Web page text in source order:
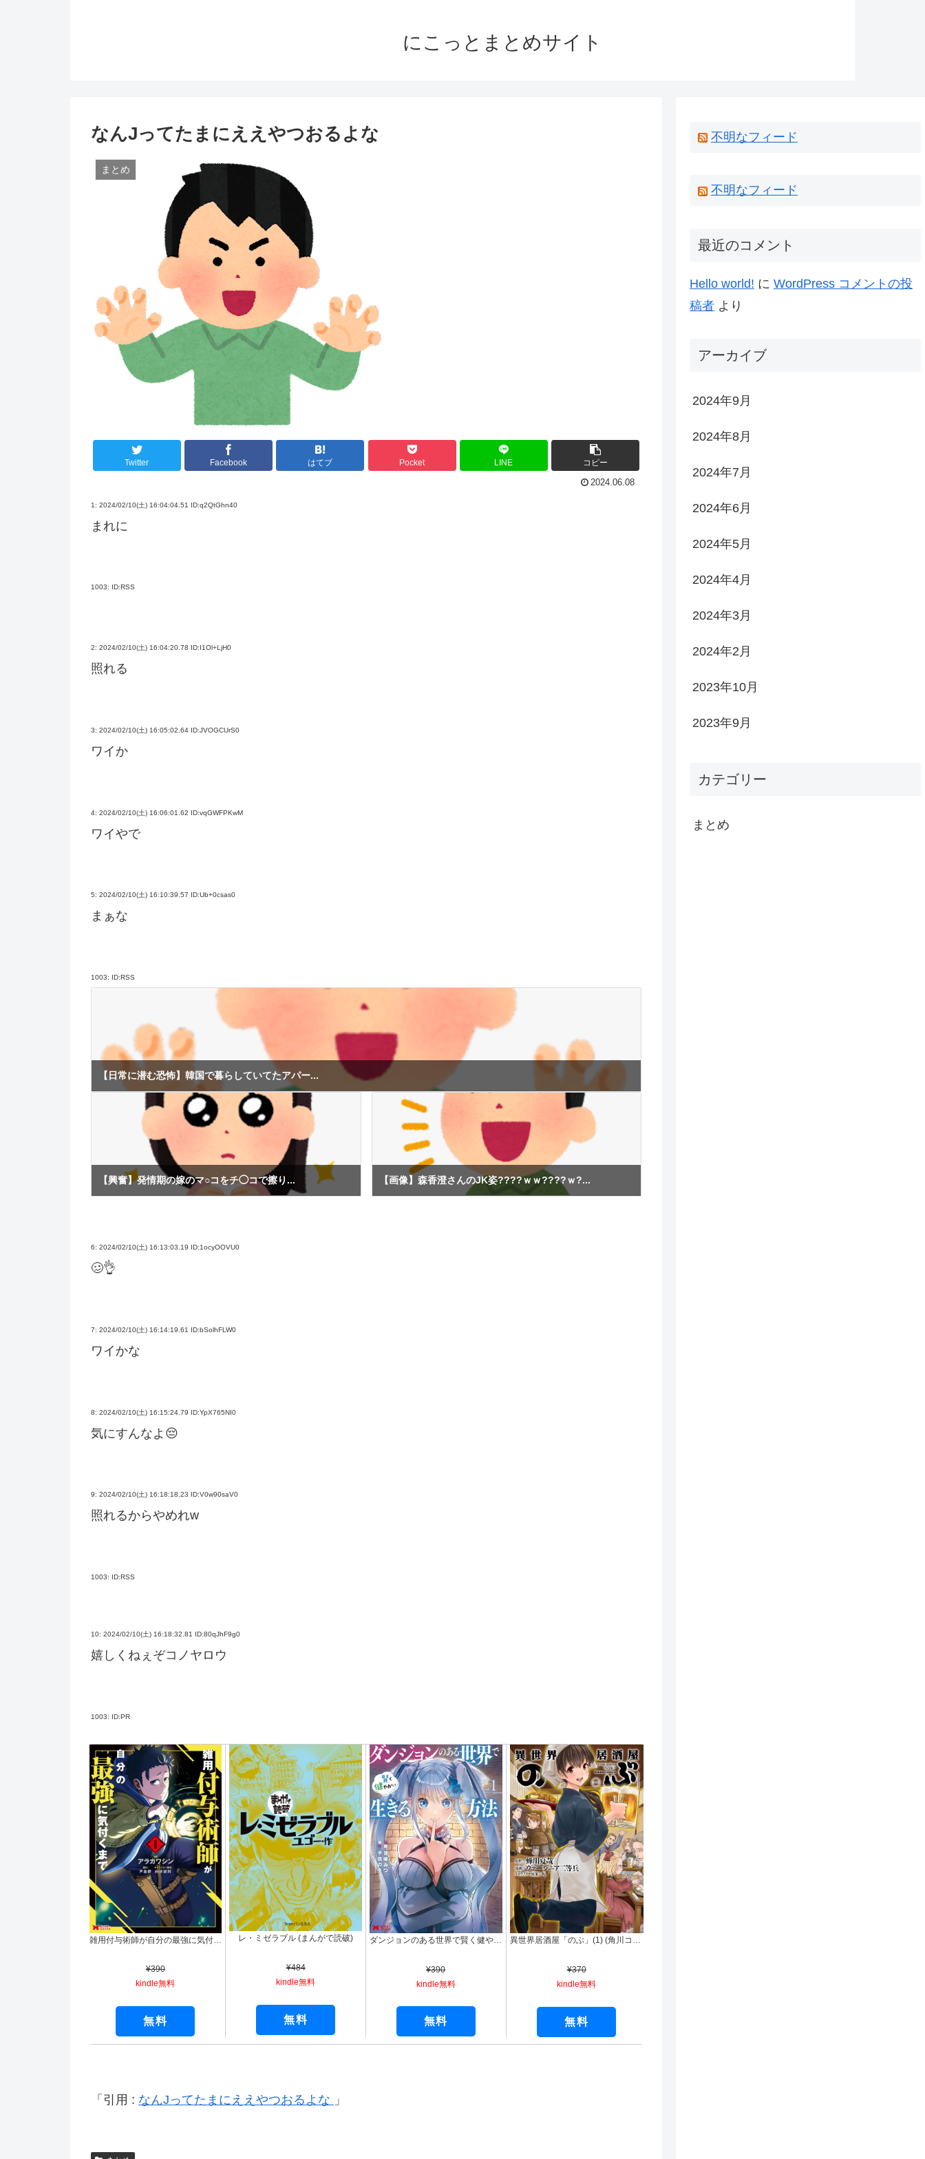
にこっとまとめサイト
なんJってたまにええやつおるよな
まとめ
Twitter Facebook はてブ Pocket LINE コピー
2024.06.08
1: 2024/02/10(土) 16:04:04.51 ID:q2QtGhn40
まれに
1003: ID:RSS
2: 2024/02/10(土) 16:04:20.78 ID:I1Ol+LjH0
照れる
3: 2024/02/10(土) 16:05:02.64 ID:JVOGCUrS0
ワイか
4: 2024/02/10(土) 16:06:01.62 ID:vqGWFPKwM
ワイやで
5: 2024/02/10(土) 16:10:39.57 ID:Ub+0csas0
まぁな
1003: ID:RSS
【日常に潜む恐怖】韓国で暮らしていてたアパー...
【興奮】発情期の嫁のマ○コをチ◯コで擦り... 【画像】森香澄さんのJK姿????ｗｗ????ｗ?...
6: 2024/02/10(土) 16:13:03.19 ID:1ocyOOVU0
🥴👌
7: 2024/02/10(土) 16:14:19.61 ID:bSolhFLW0
ワイかな
8: 2024/02/10(土) 16:15:24.79 ID:YpX765NI0
気にすんなよ😔
9: 2024/02/10(土) 16:18:18.23 ID:V0w90saV0
照れるからやめれw
1003: ID:RSS
10: 2024/02/10(土) 16:18:32.81 ID:80qJhF9g0
嬉しくねぇぞコノヤロウ
1003: ID:PR
雑用付与術師が自分の最強に気付くまで（コミック） ： 1 (モンスターコミックス)
¥390
kindle無料
無料
レ・ミゼラブル (まんがで読破)
¥484
kindle無料
無料
ダンジョンのある世界で賢く健やかに生きる方法（コミック） ： 1 (モンスターコミックス)
¥390
kindle無料
無料
異世界居酒屋「のぶ」(1) (角川コミックス・エース)
¥370
kindle無料
無料
引用 : なんJってたまにええやつおるよな
不明なフィード
不明なフィード
最近のコメント
Hello world! に WordPress コメントの投
稿者 より
アーカイブ
2024年9月
2024年8月
2024年7月
2024年6月
2024年5月
2024年4月
2024年3月
2024年2月
2023年10月
2023年9月
カテゴリー
まとめ